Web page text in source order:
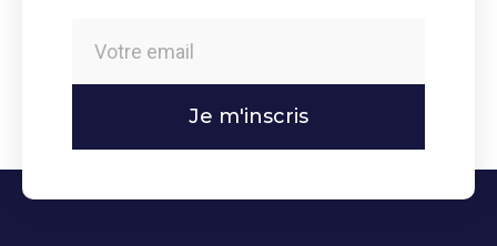
Je m'inscris